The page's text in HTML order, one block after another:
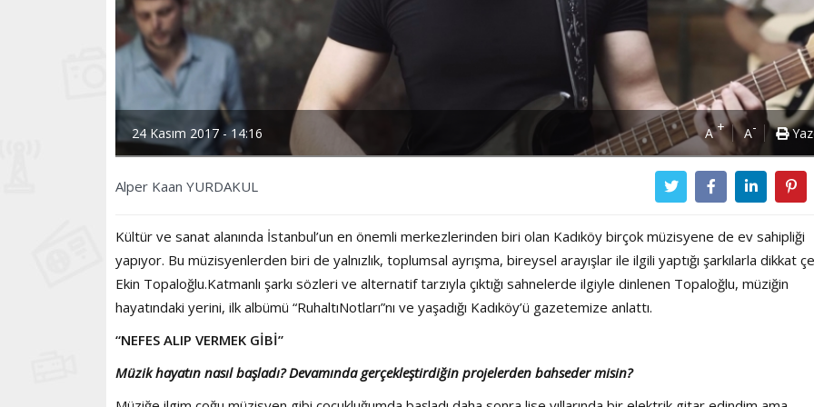
24 Kasım 2017 - 14:16 A+ A-
Alper Kaan YURDAKUL
Kültür ve sanat alanında İstanbul’un en önemli merkezlerinden biri olan Kadıköy birçok müzisyene de ev sahipliği
yapıyor. Bu müzisyenlerden biri de yalnızlık, toplumsal ayrışma, bireysel arayışlar ile ilgili yaptığı şarkılarla dikkat
Ekin Topaloğlu.Katmanlı şarkı sözleri ve alternatif tarzıyla çıktığı sahnelerde ilgiyle dinlenen Topaloğlu, müziğin
hayatındaki yerini, ilk albümü “RuhaltıNotları”nı ve yaşadığı Kadıköy’ü gazetemize anlattı.
“NEFES ALIP VERMEK GİBİ”
Müzik hayatın nasıl başladı? Devamında gerçekleştirdiğin projelerden bahseder misin?